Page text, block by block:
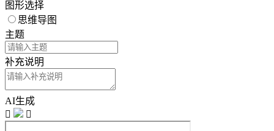
图形选择
思维导图
主题
补充说明
AI生成

